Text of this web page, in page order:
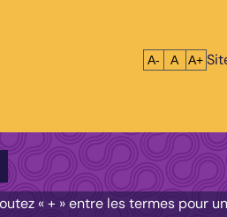
Réduire le
A- A A+
« + » entre les termes pour